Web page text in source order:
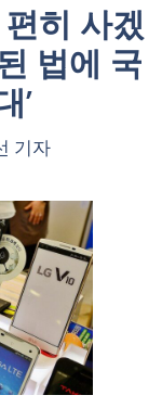
편히 사겠
법에 국
’
기자